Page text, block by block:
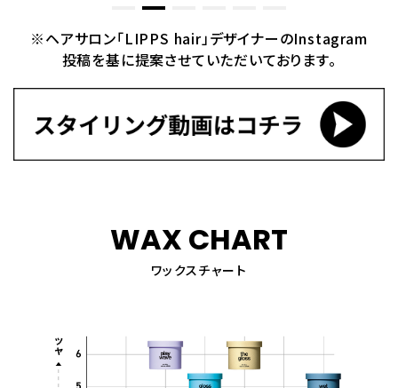
※ヘアサロン「LIPPS hair」デザイナーのInstagram
投稿を基に提案させていただいております。
WAX CHART
ワックスチャート